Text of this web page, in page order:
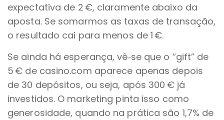
expectativa de 2 €, claramente abaixo da
aposta. Se somarmos as taxas de transação,
o resultado cai para menos de 1 €.
Se ainda há esperança, vê‑se que o “gift” de
5 € de casino.com aparece apenas depois
de 30 depósitos, ou seja, após 300 € já
investidos. O marketing pinta isso como
generosidade, quando na prática são 1,7% de